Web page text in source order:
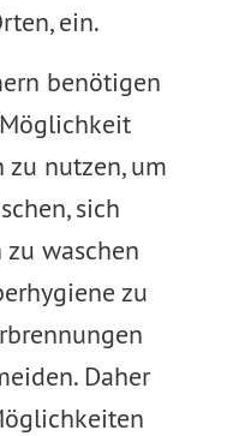
ein.
benötigen
zu nutzen, um
sich
waschen
zu
Daher